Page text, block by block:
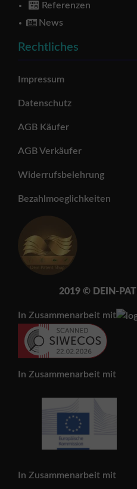
Referenzen
News
Rechtliches
Impressum
Datenschutz
AGB Käufer
AGB Verkäufer
Widerrufsbelehrung
Bezahlmoeglichkeiten
2019 © DEIN-
In Zusammenarbeit mit
In Zusammenarbeit mit
In Zusammenarbeit mit